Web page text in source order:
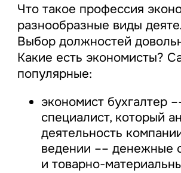
Что такое профессия
разнообразные виды
Выбор должностей
Какие есть экономисты?
популярные:
экономист бухгалтер
специалист, который
деятельность
ведении –– денежные
и товарно-